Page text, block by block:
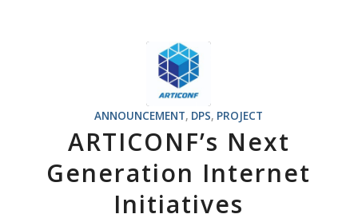
ANNOUNCEMENT, DPS, PROJECT
ARTICONF’s Next
Generation Internet
Initiatives